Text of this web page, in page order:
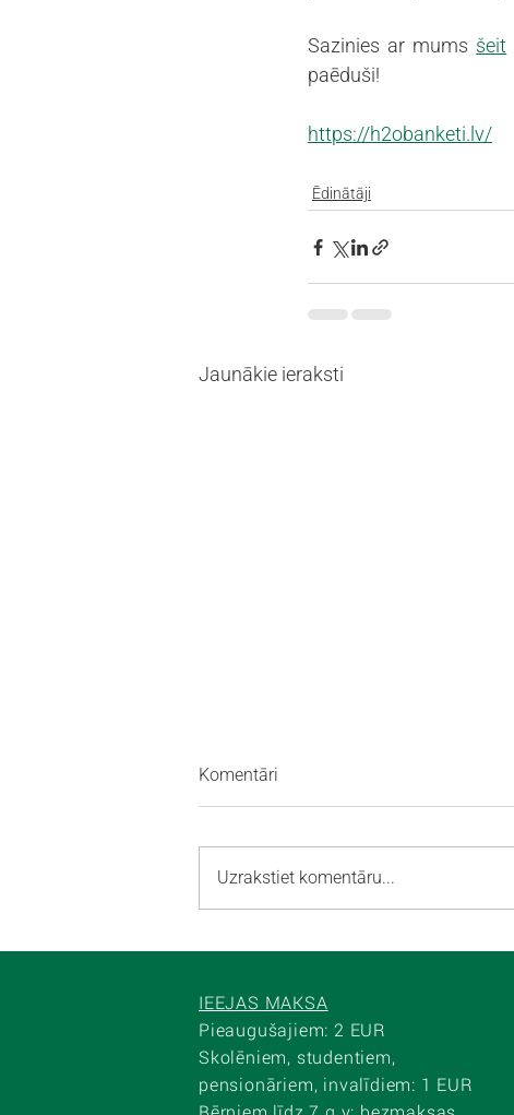
Sazinies ar mums šeit
paēduši!
https://h2obanketi.lv/
Ēdinātāji
Jaunākie ieraksti
Komentāri
Uzrakstiet komentāru...
IEEJAS MAKSA
Pieaugušajiem: 2 EUR
Skolēniem, studentiem,
pensionāriem, invalīdiem: 1 EUR